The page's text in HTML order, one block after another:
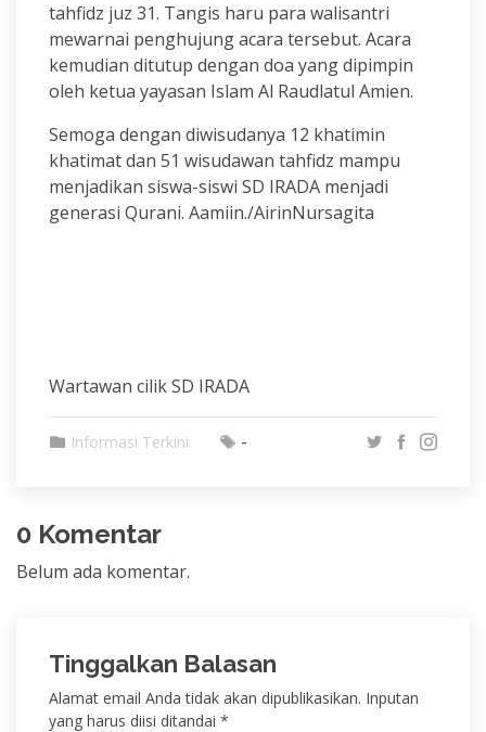
tahfidz juz 31. Tangis haru para walisantri
mewarnai penghujung acara tersebut. Acara
kemudian ditutup dengan doa yang dipimpin
oleh ketua yayasan Islam Al Raudlatul Amien.
Semoga dengan diwisudanya 12 khatimin
khatimat dan 51 wisudawan tahfidz mampu
menjadikan siswa-siswi SD IRADA menjadi
generasi Qurani. Aamiin./AirinNursagita
Wartawan cilik SD IRADA
Informasi Terkini -
0 Komentar
Belum ada komentar.
Tinggalkan Balasan
Alamat email Anda tidak akan dipublikasikan. Inputan
yang harus diisi ditandai *